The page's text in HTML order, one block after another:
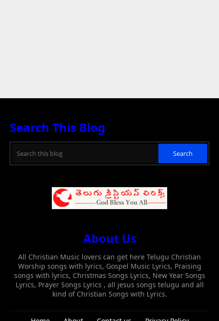
Search This Blog
About Us
All Christian Music lovers can get here Telugu Christian
Worship songs with lyrics, Gospel Music Lyrics, Praising
songs with lyrics, Christmas Songs Lyrics, New Year Songs
Lyrics, Prayer Songs Lyrics , all jesus songs telugu and all
kind of Christian Songs with Lyrics.